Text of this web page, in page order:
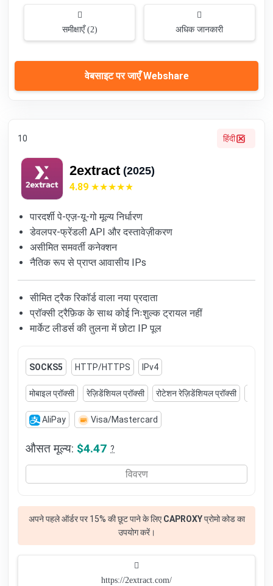
समीक्षाएँ (2) अधिक जानकारी
वेबसाइट पर जाएँ Webshare
10 हिंदी
2extract (2025)
4.89
पारदर्शी पे-एज़-यू-गो मूल्य निर्धारण
डेवलपर-फ्रेंडली API और दस्तावेज़ीकरण
असीमित समवर्ती कनेक्शन
नैतिक रूप से प्राप्त आवासीय IPs
सीमित ट्रैक रिकॉर्ड वाला नया प्रदाता
प्रॉक्सी ट्रैफ़िक के साथ कोई निःशुल्क ट्रायल नहीं
मार्केट लीडर्स की तुलना में छोटा IP पूल
SOCKS5 HTTP/HTTPS IPv4
मोबाइल प्रॉक्सी रेज़िडेंशियल प्रॉक्सी रोटेशन रेज़िडेंशियल प्रॉक्सी
AliPay Visa/Mastercard
औसत मूल्य: $4.47 ?
विवरण
अपने पहले ऑर्डर पर 15% की छूट पाने के लिए CAPROXYप्रोमो कोड का
उपयोग करें।
https://2extract.com/